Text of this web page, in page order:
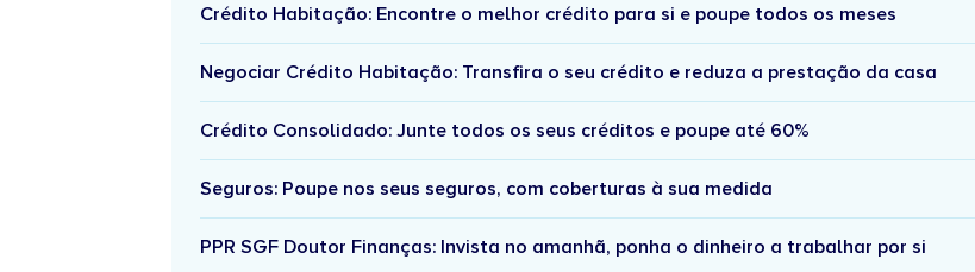
Crédito Habitação: Encontre o melhor crédito para si e poupe todos os meses
Negociar Crédito Habitação: Transfira o seu crédito e reduza a prestação da casa
Crédito Consolidado: Junte todos os seus créditos e poupe até 60%
Seguros: Poupe nos seus seguros, com coberturas à sua medida
PPR SGF Doutor Finanças: Invista no amanhã, ponha o dinheiro a trabalhar por si